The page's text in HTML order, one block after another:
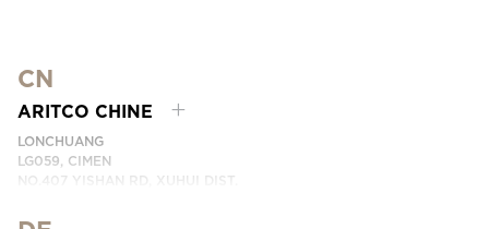
CN
ARITCO CHINE
LONCHUANG
LG059, CIMEN
NO.407 YISHAN RD, XUHUI DIST.